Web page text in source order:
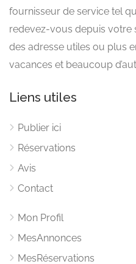
fournisseur de service tel
redevez-vous depuis votre
des adresse utiles ou plus
vacances et beaucoup
Liens utiles
Publier ici
Réservations
Avis
Contact
Mon Profil
MesAnnonces
MesRéservations